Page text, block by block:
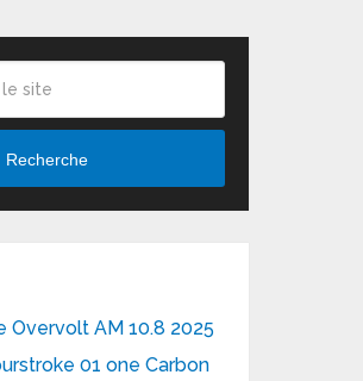
Recherche
Overvolt AM 10.8 2025
01 one Carbon